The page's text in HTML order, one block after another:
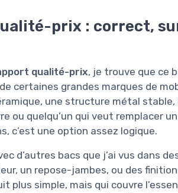
prix : correct,
qualité-prix, je trouve que ce
certaines grandes marques de
une structure métal
ou quelqu’un qui veut remplacer
c’est une option assez logique.
d’autres bacs que j’ai vus dans
un repose-jambes, ou des
plus simple, mais qui couvre